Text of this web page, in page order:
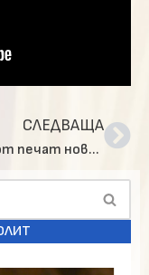
СЛЕДВАЩА
Излезе от печат ново издание на Руенския манастир „Св. Йоан Рилски“ – „Кратък Воскресник“ от Манасий Поптеодоров